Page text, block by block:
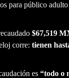
para público adulto
$67,519
corre: tienen
es “todo o